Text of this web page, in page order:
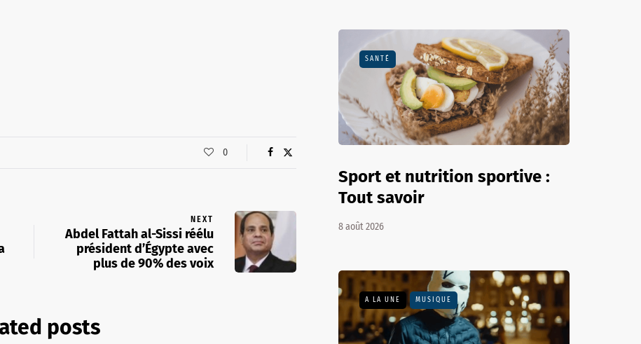
0
NEXT
Abdel Fattah al-Sissi réélu
président d’Égypte avec
plus de 90% des voix
posts
SANTÉ
Sport et nutrition sportive :
Tout savoir
8 août 2026
A LA UNE MUSIQUE